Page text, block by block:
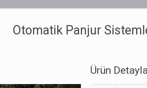
Otomatik Panjur
Ürün